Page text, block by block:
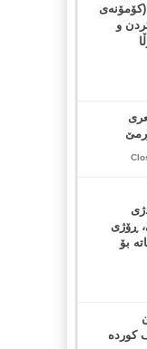
و
ڕۆژی
بۆ
کوردە